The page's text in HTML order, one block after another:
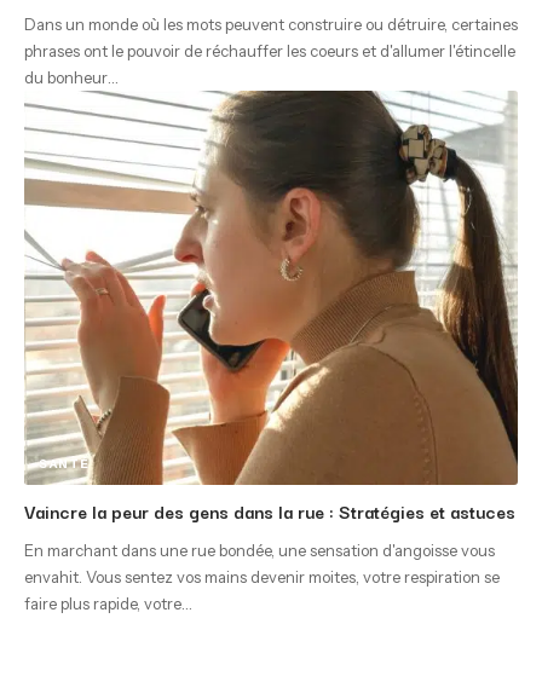
Dans un monde où les mots peuvent construire ou détruire, certaines
phrases ont le pouvoir de réchauffer les coeurs et d'allumer l'étincelle
du bonheur
SANTÉ
Vaincre la peur des gens dans la rue : Stratégies et astuces
En marchant dans une rue bondée, une sensation d'angoisse vous
envahit. Vous sentez vos mains devenir moites, votre respiration se
faire plus rapide, votre